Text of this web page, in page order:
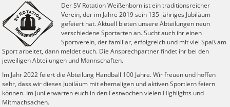
Der SV Rotation Weißenborn ist ein traditionsreicher
Verein, der im Jahre 2019 sein 135-jähriges Jubiläum
gefeiert hat. Aktuell bieten unsere Abteilungen neun
verschiedene Sportarten an. Sucht auch ihr einen
Sportverein, der familiär, erfolgreich und mit viel Spaß am
Sport arbeitet, dann meldet euch. Die Ansprechpartner findet ihr bei den
jeweiligen Abteilungen und Mannschaften.
Im Jahr 2022 feiert die Abteilung Handball 100 Jahre. Wir freuen und hoffen
sehr, dass wir dieses Jubiläum mit ehemaligen und aktiven Sportlern feiern
können. Im Juni erwarten euch in den Festwochen vielen Highlights und
Mitmachsachen.